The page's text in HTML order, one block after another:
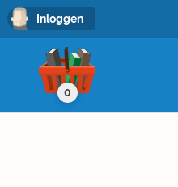
Inloggen
0